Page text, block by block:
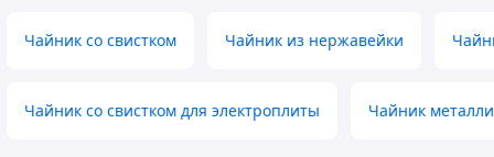
Чайник со свистком Чайник из нержавейки
Чайник со свистком для электроплиты Чайник